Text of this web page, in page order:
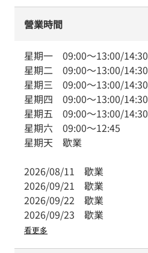
營業時間
星期一 09:00～13:00/14:30
星期二 09:00～13:00/14:30
星期三 09:00～13:00/14:30
星期四 09:00～13:00/14:30
星期五 09:00～13:00/14:30
星期六 09:00～12:45
星期天 歇業
2026/08/11 歇業
2026/09/21 歇業
2026/09/22 歇業
2026/09/23 歇業
看更多